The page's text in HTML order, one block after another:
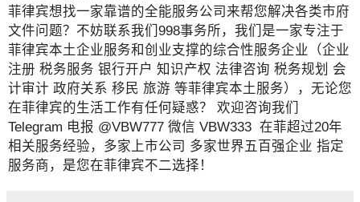
菲律宾想找一家靠谱的全能服务公司来帮您解决各类市府
文件问题？不妨联系我们998事务所，我们是一家专注于
菲律宾本土企业服务和创业支撑的综合性服务企业（企业
注册 税务服务 银行开户 知识产权 法律咨询 税务规划 会
计审计 政府关系 移民 旅游 等菲律宾本土服务），无论您
在菲律宾的生活工作有任何疑惑？ 欢迎咨询我们
Telegram 电报 @VBW777 微信 VBW333 在菲超过20年
相关服务经验，多家上市公司 多家世界五百强企业 指定
服务商，是您在菲律宾不二选择！